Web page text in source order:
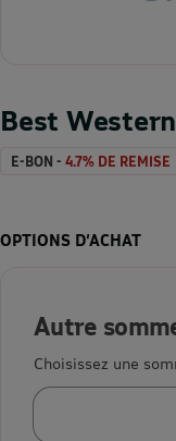
Best Western
E-BON - 4.7% DE REMISE
OPTIONS D’ACHAT
Autre
Choisissez une
Montant